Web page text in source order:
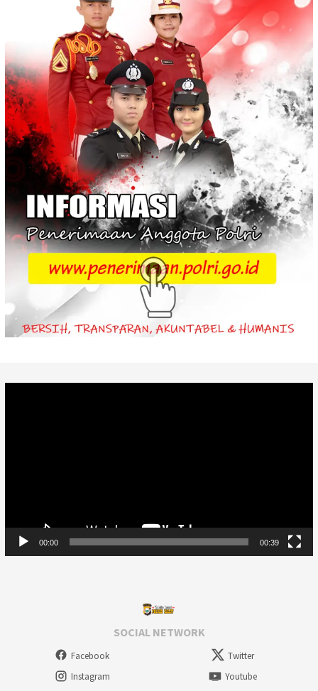
00:00 00:39
SOCIAL NETWORK
Facebook
Twitter
Instagram
Youtube